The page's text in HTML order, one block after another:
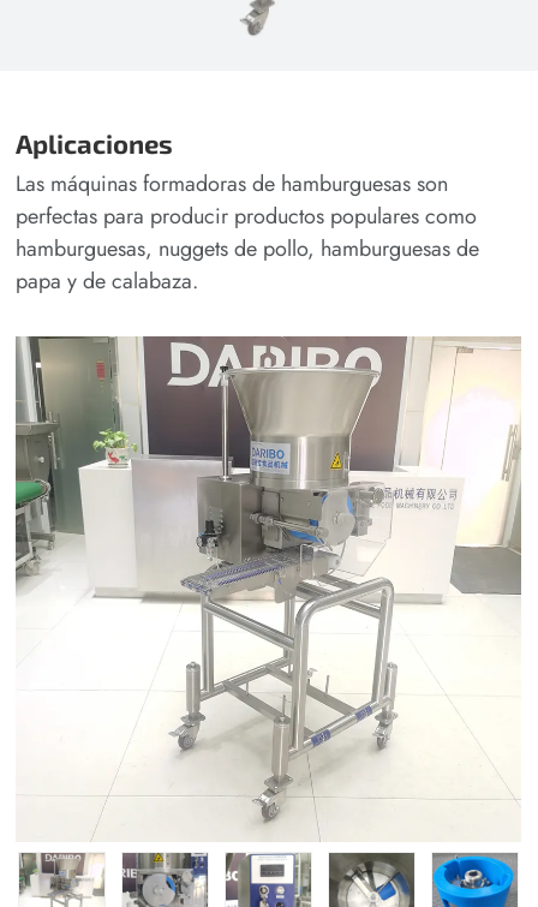
Aplicaciones
Las máquinas formadoras de hamburguesas son
perfectas para producir productos populares como
hamburguesas, nuggets de pollo, hamburguesas de
papa y de calabaza.